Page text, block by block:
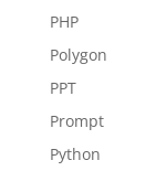
PHP
Polygon
PPT
Prompt
Python